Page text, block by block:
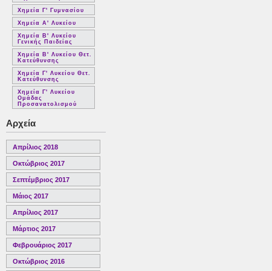
Χημεία Γ' Γυμνασίου
Χημεία Α' Λυκείου
Χημεία Β' Λυκείου
Γενικής Παιδείας
Χημεία Β' Λυκείου Θετ.
Κατεύθυνσης
Χημεία Γ' Λυκείου Θετ.
Κατεύθυνσης
Χημεία Γ' Λυκείου
Ομάδας
Προσανατολισμού
Αρχεία
Απρίλιος 2018
Οκτώβριος 2017
Σεπτέμβριος 2017
Μάιος 2017
Απρίλιος 2017
Μάρτιος 2017
Φεβρουάριος 2017
Οκτώβριος 2016